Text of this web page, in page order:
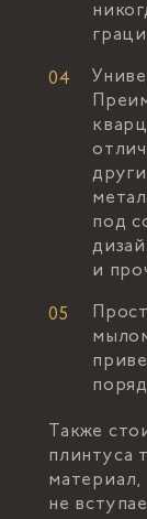
под
и
Также
плинтуса
материал,
не